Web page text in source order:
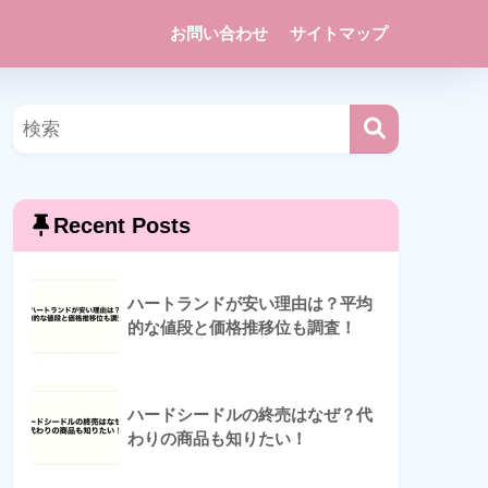
お問い合わせ サイトマップ
Recent Posts
ハートランドが安い理由は？平均
的な値段と価格推移位も調査！
ハードシードルの終売はなぜ？代
わりの商品も知りたい！